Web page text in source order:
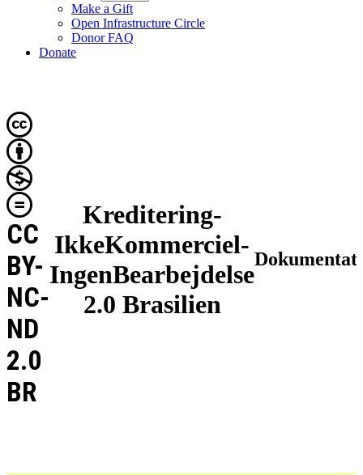
Make a Gift
Open Infrastructure Circle
Donor FAQ
Donate
Kreditering-
IkkeKommerciel-
IngenBearbejdelse
2.0 Brasilien
CC
BY-
NC-
ND
2.0
BR